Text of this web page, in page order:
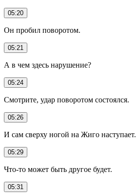
05:20
Он пробил поворотом.
05:21
А в чем здесь нарушение?
05:24
Смотрите, удар поворотом состоялся.
05:26
И сам сверху ногой на Жиго наступает.
05:29
Что-то может быть другое будет.
05:31